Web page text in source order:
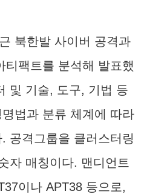
북한발 사이버 공격과
티팩트를 분석해 발표했
및 기술, 도구, 기법 등
법과 분류 체계에 따라
공격그룹을 클러스터링
자 매칭이다. 맨디언트
이나 APT38 등으로,